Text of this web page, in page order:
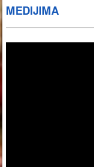
MEDIJIMA